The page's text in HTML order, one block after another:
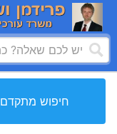
חיפוש מתקדם